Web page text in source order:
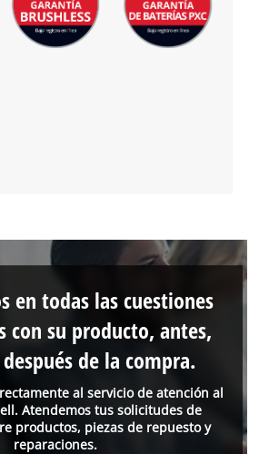
al servicio de atención al
Atendemos tus solicitudes de
productos, piezas de repuesto y
reparaciones.
en todas las cuestiones
con su producto, antes,
de la compra.